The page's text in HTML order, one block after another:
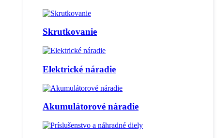
Skrutkovanie
Elektrické náradie
Akumulátorové náradie